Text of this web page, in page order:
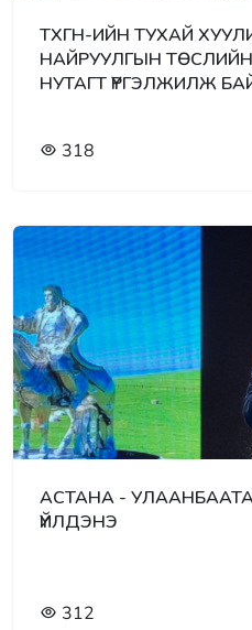
ТХГН-ИЙН ТУХАЙ
НАЙРУУЛГЫН ТӨСЛИЙН
НУТАГТ ҮРГЭЛЖИЛЖ
318
АСТАНА -
ҮЙЛДЭНЭ
312